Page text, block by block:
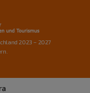
2023 – 2027